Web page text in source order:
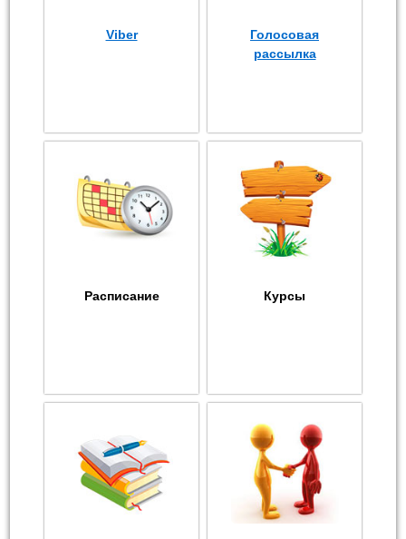
Viber
Голосовая
рассылка
Расписание Курсы